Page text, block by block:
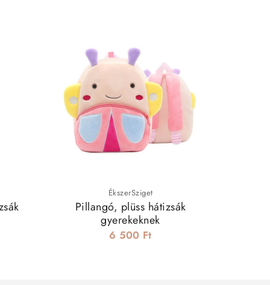
ÉkszerSziget
Pillangó, plüss hátizsák
gyerekeknek
6 500 Ft